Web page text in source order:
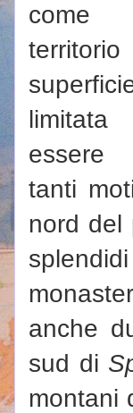
essere
tanti
nord del
anche
sud di
montani